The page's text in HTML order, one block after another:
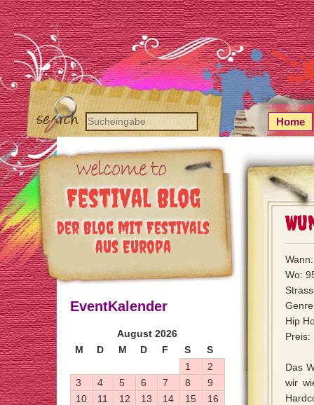
Festival Blog
der Blog mit Festivals
aus Europa
Home
Wo:
Hip
Preis:
Das
wir
EventKalender
August 2026
M
D M D F S S
1
2
3
4 5 6 7 8
9
10
11 12 13 14 15
16